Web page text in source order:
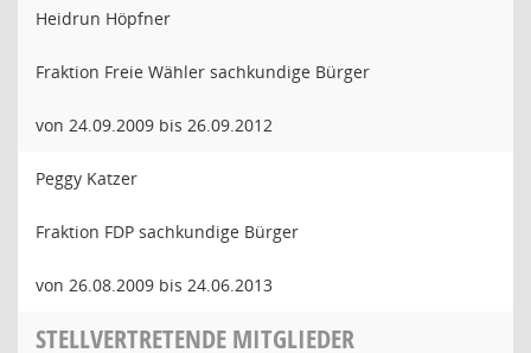
Heidrun Höpfner
Fraktion Freie Wähler sachkundige Bürger
von 24.09.2009 bis 26.09.2012
Peggy Katzer
Fraktion FDP sachkundige Bürger
von 26.08.2009 bis 24.06.2013
STELLVERTRETENDE MITGLIEDER